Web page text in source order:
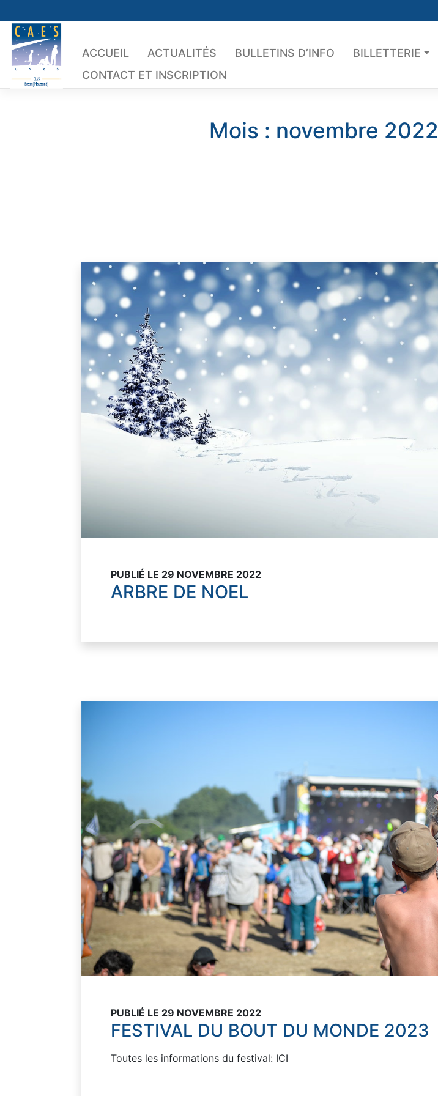
to
content
ACCUEIL ACTUALITÉS BULLETINS D’INFO BILLETTERIE
CONTACT ET INSCRIPTION
Mois : novembre 2022
PUBLIÉ LE 29 NOVEMBRE 2022
ARBRE DE NOEL
PUBLIÉ LE 29 NOVEMBRE 2022
FESTIVAL DU BOUT DU MONDE 2023
Toutes les informations du festival: ICI